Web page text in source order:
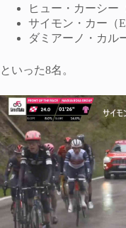
ヒュー・カーシー
サイモン・カー（
ダミアーノ・カル
といった8名。